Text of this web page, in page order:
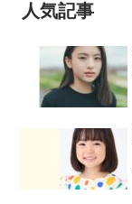
人気記事